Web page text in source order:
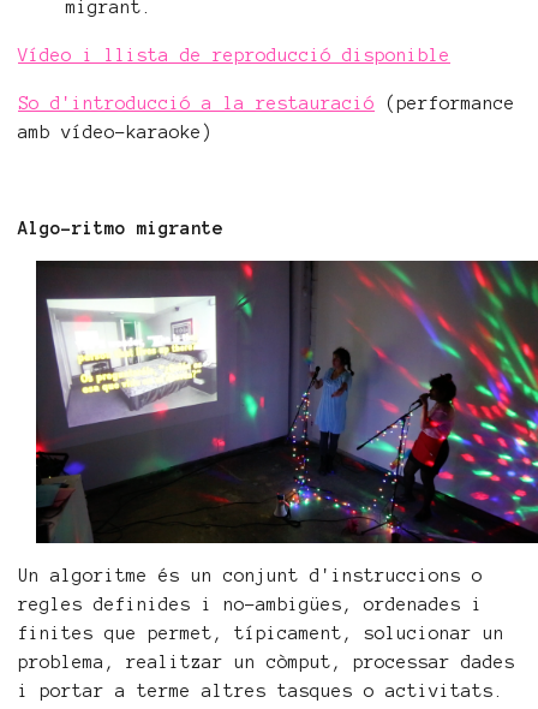
migrant.
Vídeo i llista de reproducció disponible
So d'introducció a la restauració (performance
amb vídeo-karaoke)
Algo-ritmo migrante
Un algoritme és un conjunt d'instruccions o
regles definides i no-ambigües, ordenades i
finites que permet, típicament, solucionar un
problema, realitzar un còmput, processar dades
i portar a terme altres tasques o activitats.